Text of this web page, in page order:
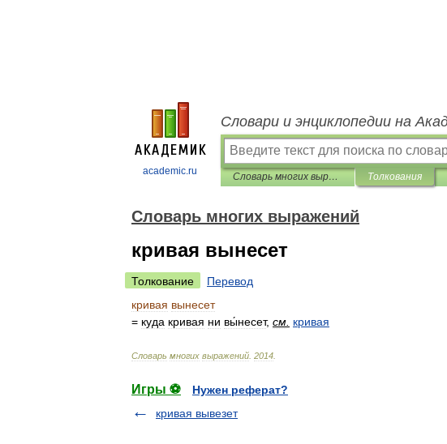
academic.ru
Словари и энциклопедии на
Словарь многих выражений Толкования
Словарь многих выражений
кривая вынесет
Толкование
Перевод
кривая вынесет
= куда кривая ни вы́несет, см кривая
Словарь многих выражений 2014
Игры ⚽
Нужен реферат?
кривая вывезет